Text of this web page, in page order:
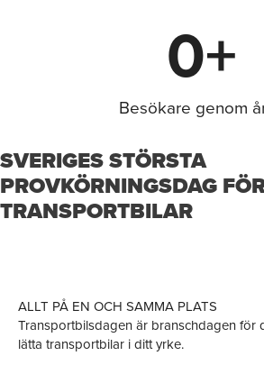
Besökare genom
0+
SVERIGES STÖRSTA
PROVKÖRNINGSDAG
TRANSPORTBILAR
ALLT PÅ EN OCH SAMMA PLATS
Transportbilsdagen är branschdagen för
lätta transportbilar i ditt yrke.